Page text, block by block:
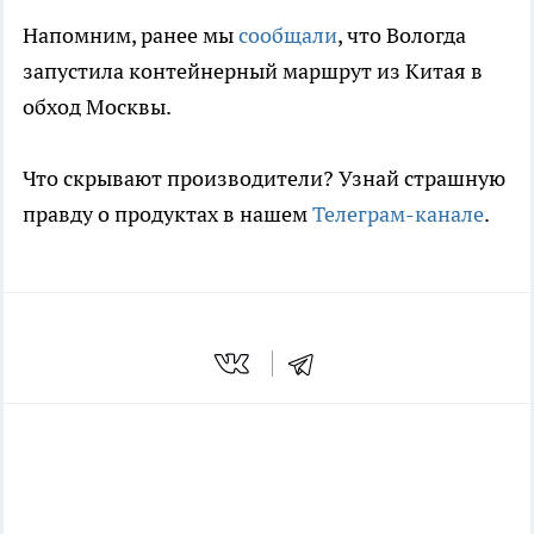
Напомним, ранее мысообщали, что Вологда
запустила контейнерный маршрут из Китая в
обход Москвы.
Что скрывают производители? Узнай страшную
правду о продуктах в нашемТелеграм-канале.